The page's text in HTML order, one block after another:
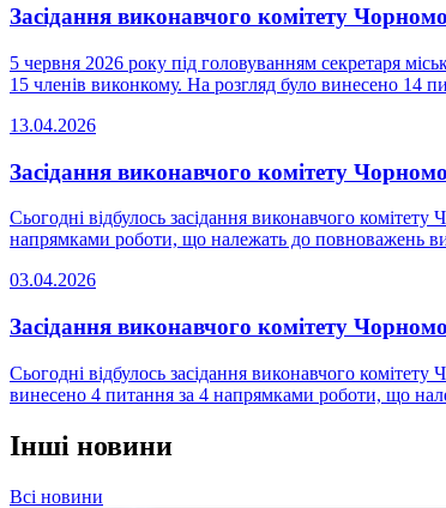
Засідання виконавчого комітету
5 червня 2026 року під головуванням секретаря
15 членів виконкому. На розгляд було винесено 14
13.04.2026
Засідання виконавчого комітету
Сьогодні відбулось засідання виконавчого
напрямками роботи, що належать до повноважень
03.04.2026
Засідання виконавчого комітету
Сьогодні відбулось засідання виконавчого
винесено 4 питання за 4 напрямками роботи, що
Інші новини
Всі новини